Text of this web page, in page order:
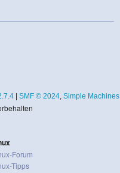
| SMF © 2024, Simple Machines
Forum
Tipps